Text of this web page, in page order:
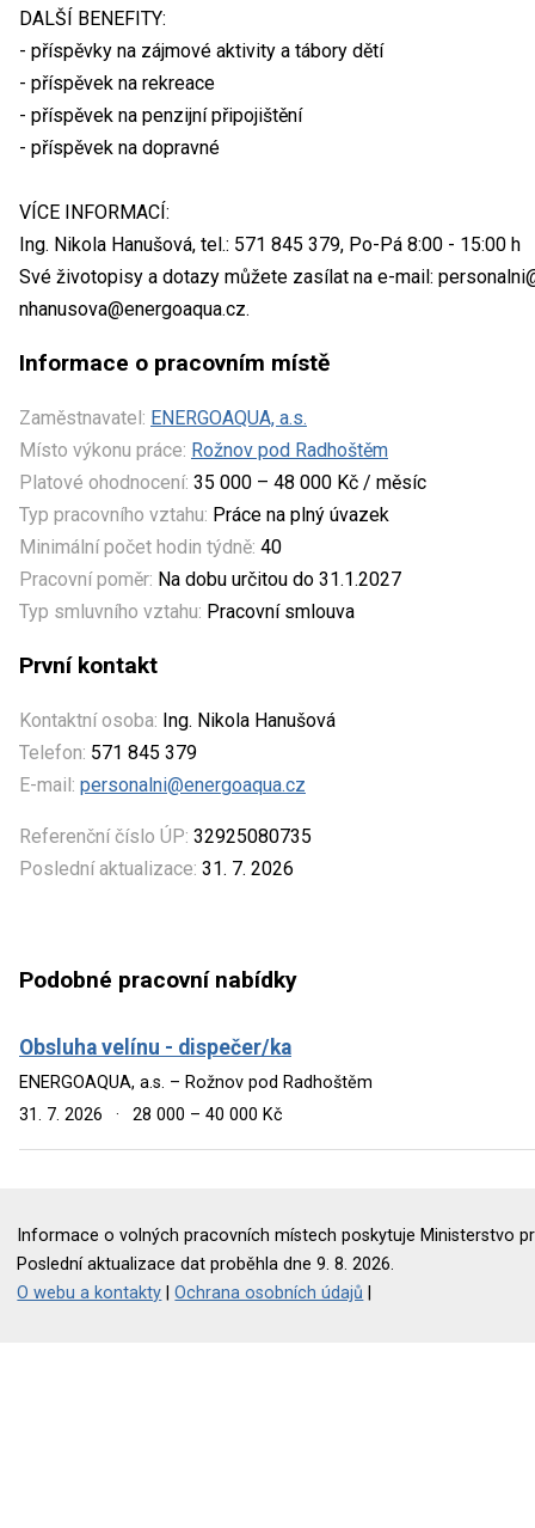
DALŠÍ BENEFITY:
- příspěvky na zájmové aktivity a tábory dětí
- příspěvek na rekreace
- příspěvek na penzijní připojištění
- příspěvek na dopravné
VÍCE INFORMACÍ:
Ing. Nikola Hanušová, tel.: 571 845 379, Po-Pá 8:00 - 15:00 h
Své životopisy a dotazy můžete zasílat na e-mail:
nhanusova@energoaqua.cz.
Informace o pracovním místě
Zaměstnavatel: ENERGOAQUA, a.s.
Místo výkonu práce: Rožnov pod Radhoštěm
Platové ohodnocení: 35 000 – 48 000 Kč / měsíc
Typ pracovního vztahu: Práce na plný úvazek
Minimální počet hodin týdně: 40
Pracovní poměr: Na dobu určitou do 31.1.2027
Typ smluvního vztahu: Pracovní smlouva
První kontakt
Kontaktní osoba: Ing. Nikola Hanušová
Telefon: 571 845 379
E-mail: personalni@energoaqua.cz
Referenční číslo ÚP: 32925080735
Poslední aktualizace: 31. 7. 2026
Podobné pracovní nabídky
Obsluha velínu - dispečer/ka
ENERGOAQUA, a.s. – Rožnov pod Radhoštěm
31. 7. 2026
· 28 000 – 40 000 Kč
Informace o volných pracovních místech poskytuje Ministerstvo
Poslední aktualizace dat proběhla dne 9. 8. 2026.
O webu a kontakty |Ochrana osobních údajů